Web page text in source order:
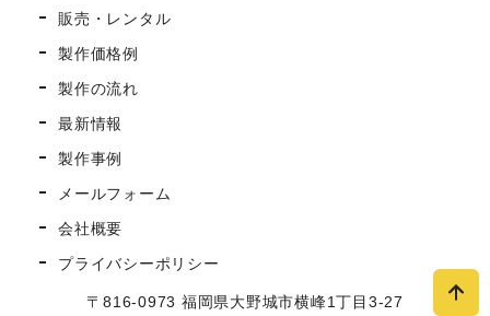
販売・レンタル
製作価格例
製作の流れ
最新情報
製作事例
メールフォーム
会社概要
プライバシーポリシー
〒816-0973 福岡県大野城市横峰1丁目3-27